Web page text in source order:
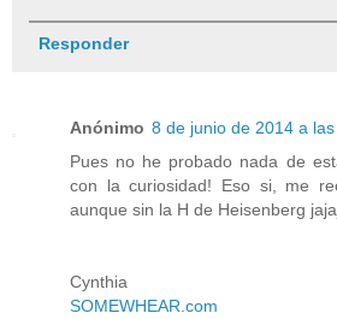
Responder
Anónimo 8 de junio de 2014 a
Pues no he probado nada de
con la curiosidad! Eso si, me
aunque sin la H de Heisenberg
Cynthia
SOMEWHEAR.com